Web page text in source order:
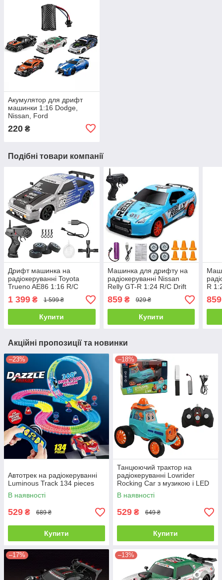
Акумулятор для дрифт
машинки 1:16 Dodge,
Nissan, Ford
220 ₴
Подібні товари компанії
Дрифт машинка на
радіокеруванні Toyota
Trueno AE86 1:16 R/C
Spray System Drift
1 399 ₴ 1 599 ₴
Купити
Машинка для дрифту на
радіокеруванні Nissan
Relly GT-R 1:24 R/C Drift
Returns Rally
859₴ 929 ₴
Купити
R
859
Акційні пропозиції та новинки
–23%
Автотрек на радіокеруванні
Luminous Track 134 pieces
В наявності
529 ₴ 689 ₴
Купити
–18%
Танцюючий трактор на
радіокеруванні Lowrider
Rocking Car з музикою і LED
В наявності
529 ₴ 649 ₴
Купити
–17% –13%